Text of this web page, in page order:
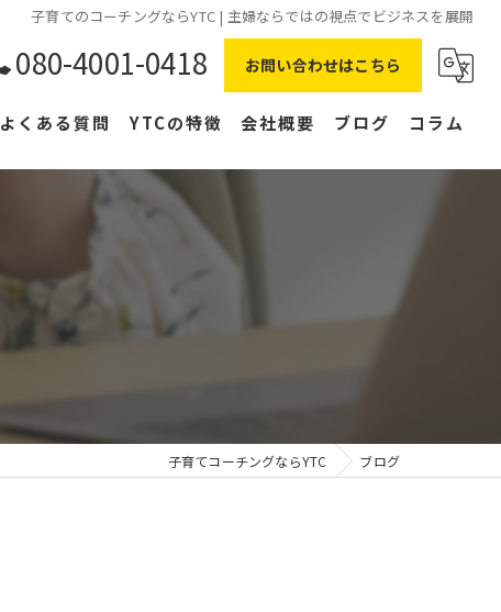
子育てのコーチングならYTC | 主婦ならではの視点でビジネスを展開
080-4001-0418 お問い合わせはこちら
よくある質問 YTCの特徴
在宅ワーク
会社概要 ブログ コラム
子育てコーチングならYTC ブログ